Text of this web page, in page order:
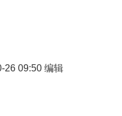
26 09:50 编辑